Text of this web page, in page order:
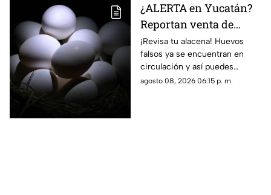
¿ALERTA en Yucatán?
Reportan venta de
huevos FALSOS; así
puedes identificarlos
¡Revisa tu alacena! Huevos
falsos ya se encuentran en
circulación y así puedes
identificarlos para evitar daños
agosto 08, 2026 06:15 p. m.